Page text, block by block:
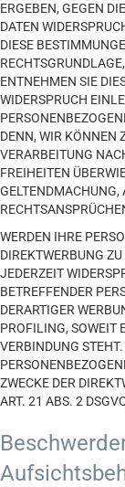
ERGEBEN, GEGEN
DATEN
DIESE
ENTNEHMEN SIE
WIDERSPRUCH
DENN, WIR KÖNNEN
VERARBEITUNG
FREIHEITEN
GELTENDMACHUNG,
WERDEN IHRE
DIREKTWERBUNG
JEDERZEIT
BETREFFENDER
DERARTIGER
PROFILING, SOWEIT
VERBINDUNG
ZWECKE DER
ART. 21 ABS. 2